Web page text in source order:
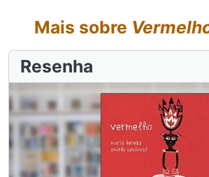
Mais sobre
Resenha